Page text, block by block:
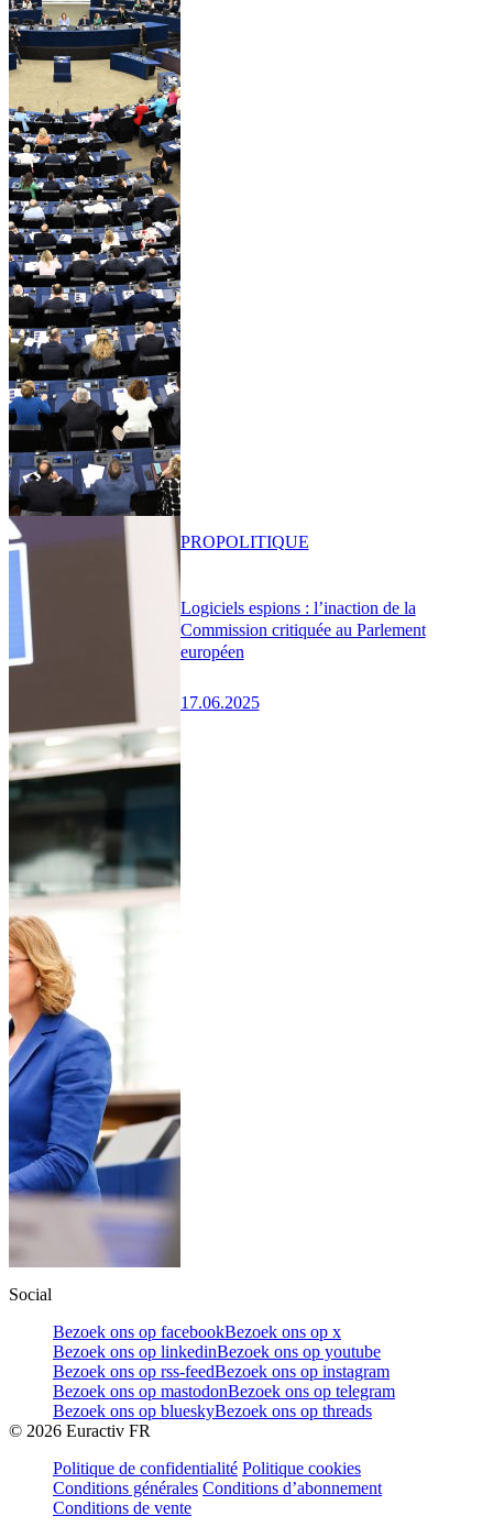
Logiciels espions : l’inaction de la
Commission critiquée au Parlement
européen
17.06.2025
PROPOLITIQUE
Social
Bezoek ons op facebookBezoek ons op x
Bezoek ons op linkedinBezoek ons op youtube
Bezoek ons op rss-feedBezoek ons op instagram
Bezoek ons op mastodonBezoek ons op telegram
Bezoek ons op blueskyBezoek ons op threads
© 2026 Euractiv FR
Politique de confidentialité Politique cookies
Conditions générales Conditions d’abonnement
Conditions de vente